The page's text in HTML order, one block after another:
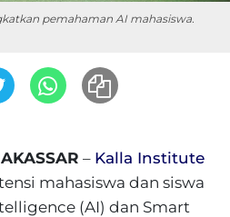
pemahaman AI mahasiswa.
– Kalla Institute
mahasiswa dan siswa
(AI) dan Smart